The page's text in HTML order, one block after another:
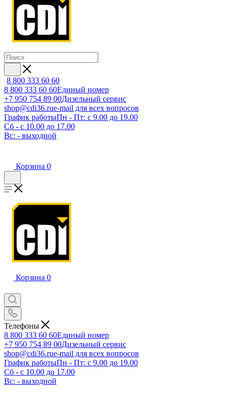
8 800 333 60 60
8 800 333 60 60Единый номер
+7 950 754 89 00Дизельный сервис
shop@cdi36.rue-mail для всех вопросов
График работыПн - Пт: с 9.00 до 19.00
Сб - с 10.00 до 17.00
Вс: - выходной
Корзина 0
Корзина 0
Телефоны
8 800 333 60 60Единый номер
+7 950 754 89 00Дизельный сервис
shop@cdi36.rue-mail для всех вопросов
График работыПн - Пт: с 9.00 до 19.00
Сб - с 10.00 до 17.00
Вс: - выходной